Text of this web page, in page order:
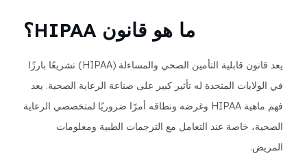
ما هو قانون HIPAA؟
يعد قانون قابلية التأمين الصحي والمساءلة (HIPAA) تشريعًا بارزًا
في الولايات المتحدة له تأثير كبير على صناعة الرعاية الصحية. يعد
فهم ماهية HIPAA وغرضه ونطاقه أمرًا ضروريًا لمتخصصي الرعاية
الصحية، خاصة عند التعامل مع الترجمات الطبية ومعلومات
المريض.